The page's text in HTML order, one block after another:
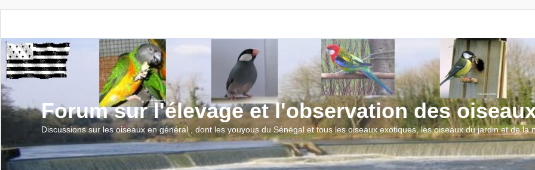
Forum sur l'élevage et l'observation des
Discussions sur les oiseaux en général , dont les youyous du Sénégal et tous les oiseaux exotiques, les oiseaux du jardin et de la